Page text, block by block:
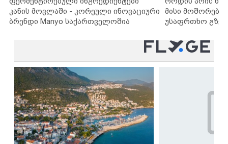
კანის მოვლაში - კორეული ინოვაციური
ბრენდი Manyo საქართველოშია
მისი
უსაფრთხო